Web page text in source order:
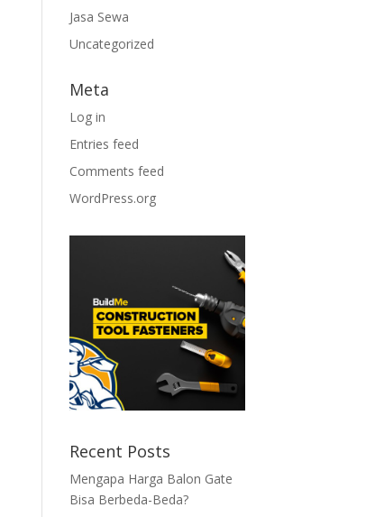
Jasa Sewa
Uncategorized
Meta
Log in
Entries feed
Comments feed
WordPress.org
Recent Posts
Mengapa Harga Balon Gate
Bisa Berbeda-Beda?